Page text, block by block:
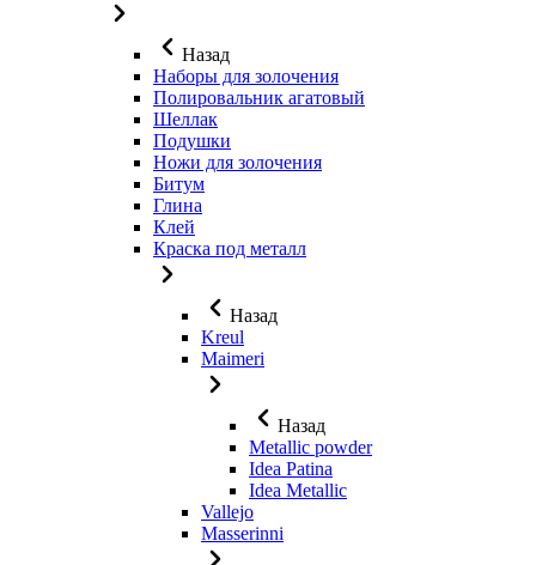
Назад
Наборы для золочения
Полировальник агатовый
Шеллак
Подушки
Ножи для золочения
Битум
Глина
Клей
Краска под металл
Назад
Kreul
Maimeri
Назад
Metallic powder
Idea Patina
Idea Metallic
Vallejo
Masserinni